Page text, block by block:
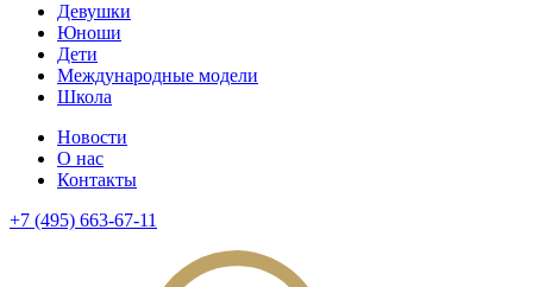
Девушки
Юноши
Дети
Международные модели
Школа
Новости
О нас
Контакты
+7 (495) 663-67-11